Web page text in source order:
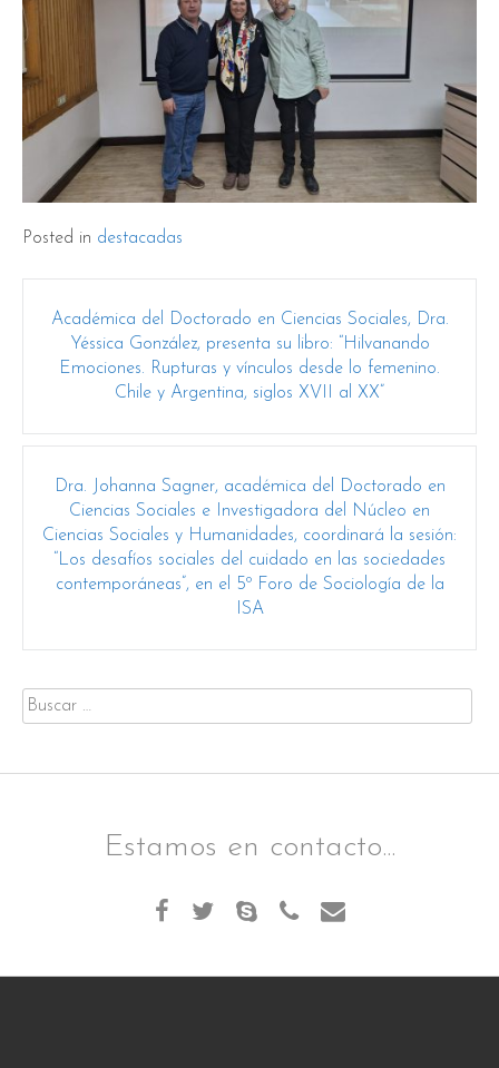
Posted in destacadas
navigation
Académica del Doctorado en Ciencias Sociales, Dra.
Yéssica González, presenta su libro: “Hilvanando
Emociones. Rupturas y vínculos desde lo femenino.
Chile y Argentina, siglos XVII al XX”
Dra. Johanna Sagner, académica del Doctorado en
Ciencias Sociales e Investigadora del Núcleo en
Ciencias Sociales y Humanidades, coordinará la sesión:
“Los desafíos sociales del cuidado en las sociedades
contemporáneas”, en el 5º Foro de Sociología de la
ISA
Buscar
por:
Estamos en contacto...